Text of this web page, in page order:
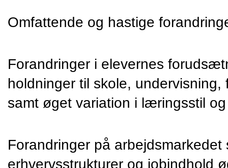
Omfattende og hastige
Forandringer i elevernes
holdninger til skole,
samt øget variation i læringsstil
Forandringer på
erhvervsstrukturer og jobindhold